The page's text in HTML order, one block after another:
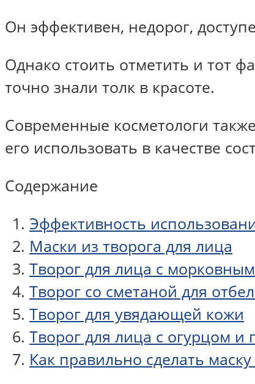
Он эффективен, недорог,
Однако стоить отметить и тот
точно знали толк в красоте.
Современные косметологи
его использовать в качестве
Содержание
Эффективность
Маски из творога для лица
Творог для лица с
Творог со сметаной для
Творог для увядающей кожи
Творог для лица с огурцом и
Как правильно сделать